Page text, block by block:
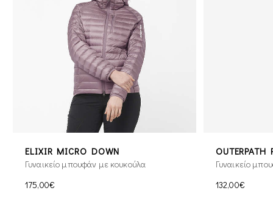
ELIXIR MICRO DOWN
Γυναικείο μπουφάν με κουκούλα
175,00€
OUTERPATH
Γυναικείο
132,00€